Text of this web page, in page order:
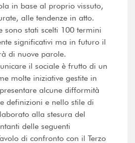
in base al proprio vissuto,
alle tendenze in atto.
sono stati scelti 100 termini
significativi ma in futuro il
di nuove parole.
il sociale è frutto di un
molte iniziative gestite in
alcune difformità
definizioni e nello stile di
alla stesura del
delle seguenti
di confronto con il Terzo